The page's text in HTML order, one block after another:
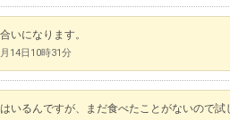
いになります。
14日10時31分
いるんですが、まだ食べたことがないので試